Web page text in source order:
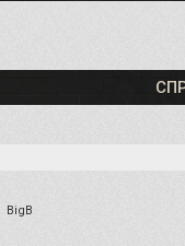
BigB